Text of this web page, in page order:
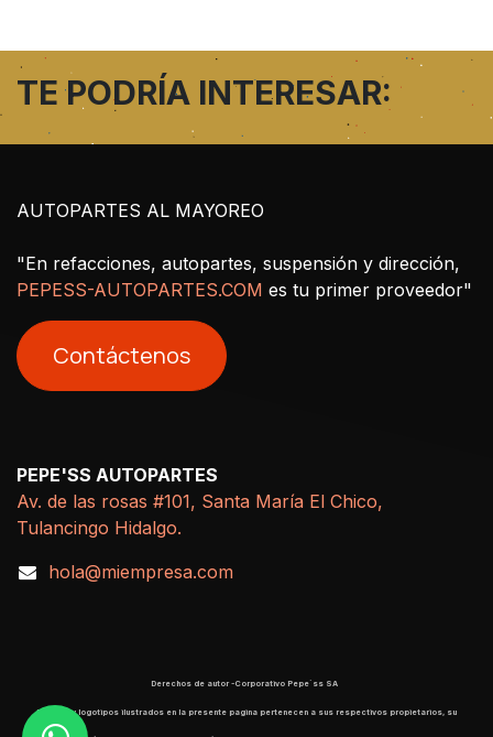
TE PODRÍA INTERESAR:
AUTOPARTES AL MAYOREO
"En refacciones, autopartes, suspensión y dirección,
PEPESS-AUTOPARTES.COM es tu primer proveedor"
Contáctenos
PEPE'SS AUTOPARTES
Av. de las rosas #101, Santa María El Chico,
Tulancingo Hidalgo.
hola@miempresa.com
Derechos de autor -Corporativo Pepe´ss SA
​ Marcas y logotipos ilustrados en la presente pagina pertenecen a sus respectivos propietarios, su